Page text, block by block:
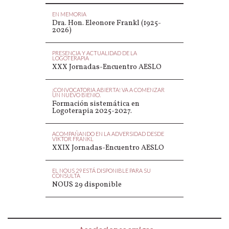
EN MEMORIA
Dra. Hon. Eleonore Frankl (1925-
2026)
PRESENCIA Y ACTUALIDAD DE LA
LOGOTERAPIA
XXX Jornadas-Encuentro AESLO
¡CONVOCATORIA ABIERTA! VA A COMENZAR
UN NUEVO BIENIO.
Formación sistemática en
Logoterapia 2025-2027.
ACOMPAÑANDO EN LA ADVERSIDAD DESDE
VIKTOR FRANKL
XXIX Jornadas-Encuentro AESLO
EL NOUS 29 ESTÁ DISPONIBLE PARA SU
CONSULTA
NOUS 29 disponible